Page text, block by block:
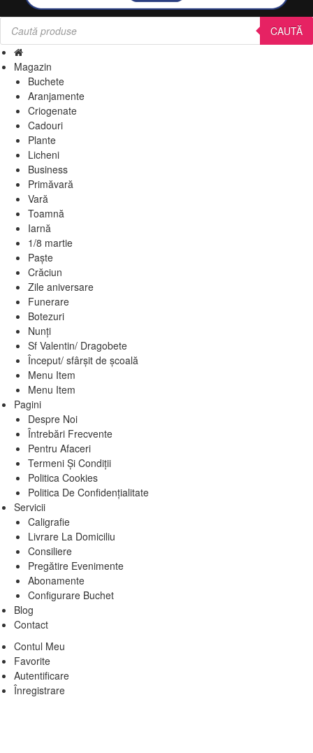
Products
search CAUTĂ
Magazin
Buchete
Aranjamente
Criogenate
Cadouri
Plante
Licheni
Business
Primăvară
Vară
Toamnă
Iarnă
1/8 martie
Paște
Crăciun
Zile aniversare
Funerare
Botezuri
Nunți
Sf Valentin/ Dragobete
Început/ sfârșit de școală
Menu Item
Menu Item
Pagini
Despre Noi
Întrebări Frecvente
Pentru Afaceri
Termeni Și Condiții
Politica Cookies
Politica De Confidențialitate
Servicii
Caligrafie
Livrare La Domiciliu
Consiliere
Pregătire Evenimente
Abonamente
Configurare Buchet
Blog
Contact
Contul Meu
Favorite
Autentificare
Înregistrare